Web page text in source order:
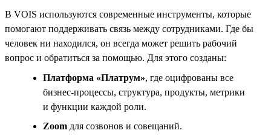
В VOIS используются современные инструменты, которые
помогают поддерживать связь между сотрудниками. Где бы
человек ни находился, он всегда может решить рабочий
вопрос и обратиться за помощью. Для этого созданы:
Платформа «Платрум», где оцифрованы все
бизнес-процессы, структура, продукты, метрики
и функции каждой роли.
Zoom для созвонов и совещаний.